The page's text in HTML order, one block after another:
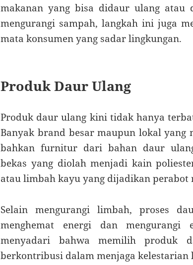
makanan yang bisa didaur ulang atau
mengurangi sampah, langkah ini juga
mata konsumen yang sadar lingkungan.
Produk Daur Ulang
Produk daur ulang kini tidak hanya
Banyak brand besar maupun lokal yang
bahkan furnitur dari bahan daur
bekas yang diolah menjadi kain
atau limbah kayu yang dijadikan perabot
Selain mengurangi limbah, proses
menghemat energi dan mengurangi
menyadari bahwa memilih produk
berkontribusi dalam menjaga kelestarian